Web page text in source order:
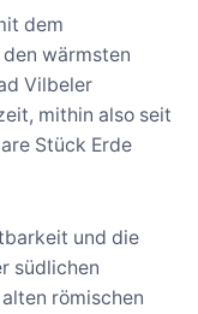
dem
wärmsten
Vilbeler
mithin also seit
Stück Erde
und die
südlichen
römischen